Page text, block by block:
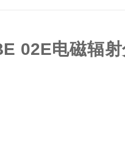
02E电磁辐